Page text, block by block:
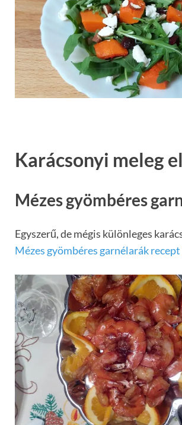
Karácsonyi meleg
Mézes gyömbéres
Egyszerű, de mégis különleges
Mézes gyömbéres garnélarák